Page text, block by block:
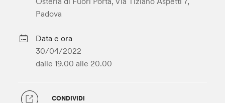
Padova
Data e ora
30/04/2022
dalle 19.00 alle 20.00
CONDIVIDI